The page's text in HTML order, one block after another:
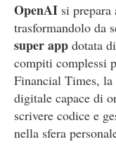
OpenAI si
trasformandolo da
super app dotata di
compiti complessi
Financial Times, la
digitale capace di
scrivere codice e
nella sfera